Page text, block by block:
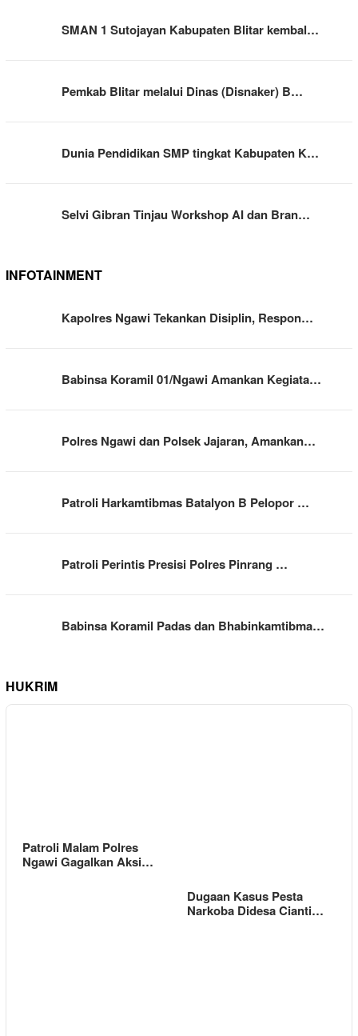
SMAN 1 Sutojayan Kabupaten Blitar kembal…
Pemkab Blitar melalui Dinas (Disnaker) B…
Dunia Pendidikan SMP tingkat Kabupaten K…
Selvi Gibran Tinjau Workshop AI dan Bran…
INFOTAINMENT
Kapolres Ngawi Tekankan Disiplin, Respon…
Babinsa Koramil 01/Ngawi Amankan Kegiata…
Polres Ngawi dan Polsek Jajaran, Amankan…
Patroli Harkamtibmas Batalyon B Pelopor …
Patroli Perintis Presisi Polres Pinrang …
Babinsa Koramil Padas dan Bhabinkamtibma…
HUKRIM
Patroli Malam Polres
Ngawi Gagalkan Aksi…
Dugaan Kasus Pesta
Narkoba Didesa Cianti…